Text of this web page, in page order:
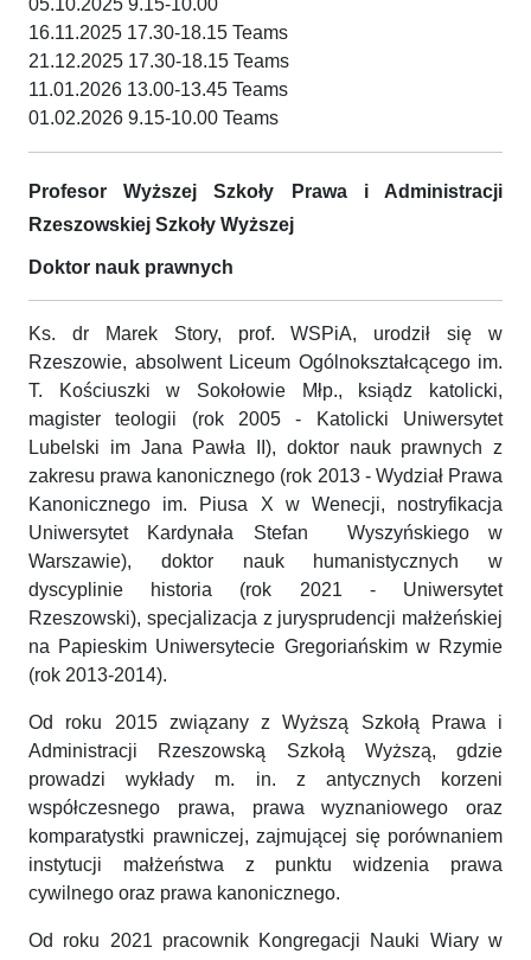
05.10.2025 9.15-10.00
16.11.2025 17.30-18.15 Teams
21.12.2025 17.30-18.15 Teams
11.01.2026 13.00-13.45 Teams
01.02.2026 9.15-10.00 Teams
Profesor Wyższej Szkoły Prawa i Administracji
Rzeszowskiej Szkoły Wyższej
Doktor nauk prawnych
Ks. dr Marek Story, prof. WSPiA, urodził się w
Rzeszowie, absolwent Liceum Ogólnokształcącego im.
T. Kościuszki w Sokołowie Młp., ksiądz katolicki,
magister teologii (rok 2005 - Katolicki Uniwersytet
Lubelski im Jana Pawła II), doktor nauk prawnych z
zakresu prawa kanonicznego (rok 2013 - Wydział Prawa
Kanonicznego im. Piusa X w Wenecji, nostryfikacja
Uniwersytet Kardynała Stefan Wyszyńskiego w
Warszawie), doktor nauk humanistycznych w
dyscyplinie historia (rok 2021 - Uniwersytet
Rzeszowski), specjalizacja z jurysprudencji małżeńskiej
na Papieskim Uniwersytecie Gregoriańskim w Rzymie
(rok 2013-2014).
Od roku 2015 związany z Wyższą Szkołą Prawa i
Administracji Rzeszowską Szkołą Wyższą, gdzie
prowadzi wykłady m. in. z antycznych korzeni
współczesnego prawa, prawa wyznaniowego oraz
komparatystki prawniczej, zajmującej się porównaniem
instytucji małżeństwa z punktu widzenia prawa
cywilnego oraz prawa kanonicznego.
Od roku 2021 pracownik Kongregacji Nauki Wiary w